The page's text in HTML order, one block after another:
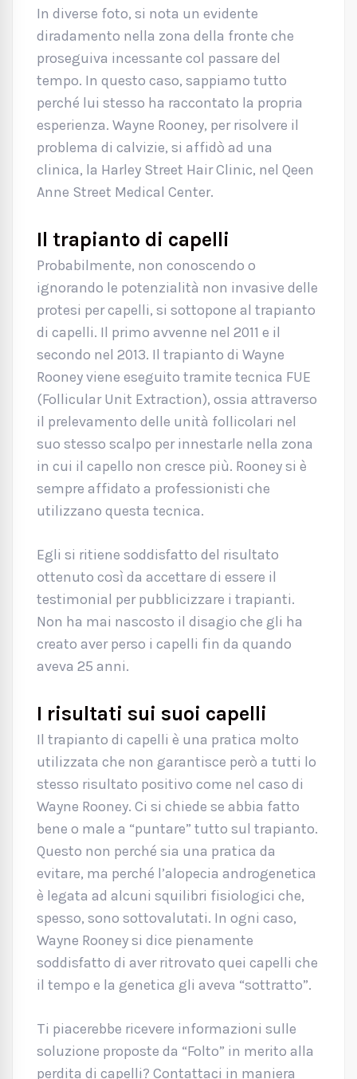
In diverse foto, si nota un evidente
diradamento nella zona della fronte che
proseguiva incessante col passare del
tempo. In questo caso, sappiamo tutto
perché lui stesso ha raccontato la propria
esperienza. Wayne Rooney, per risolvere il
problema di calvizie, si affidò ad una
clinica, la Harley Street Hair Clinic, nel Qeen
Anne Street Medical Center.
Il trapianto di capelli
Probabilmente, non conoscendo o
ignorando le potenzialità non invasive delle
protesi per capelli, si sottopone al trapianto
di capelli. Il primo avvenne nel 2011 e il
secondo nel 2013. Il trapianto di Wayne
Rooney viene eseguito tramite tecnica FUE
(Follicular Unit Extraction), ossia attraverso
il prelevamento delle unità follicolari nel
suo stesso scalpo per innestarle nella zona
in cui il capello non cresce più. Rooney si è
sempre affidato a professionisti che
utilizzano questa tecnica.
Egli si ritiene soddisfatto del risultato
ottenuto così da accettare di essere il
testimonial per pubblicizzare i trapianti.
Non ha mai nascosto il disagio che gli ha
creato aver perso i capelli fin da quando
aveva 25 anni.
I risultati sui suoi capelli
Il trapianto di capelli è una pratica molto
utilizzata che non garantisce però a tutti lo
stesso risultato positivo come nel caso di
Wayne Rooney. Ci si chiede se abbia fatto
bene o male a “puntare” tutto sul trapianto.
Questo non perché sia una pratica da
evitare, ma perché l’alopecia androgenetica
è legata ad alcuni squilibri fisiologici che,
spesso, sono sottovalutati. In ogni caso,
Wayne Rooney si dice pienamente
soddisfatto di aver ritrovato quei capelli che
il tempo e la genetica gli aveva “sottratto”.
Ti piacerebbe ricevere informazioni sulle
soluzione proposte da “Folto” in merito alla
perdita di capelli? Contattaci in maniera